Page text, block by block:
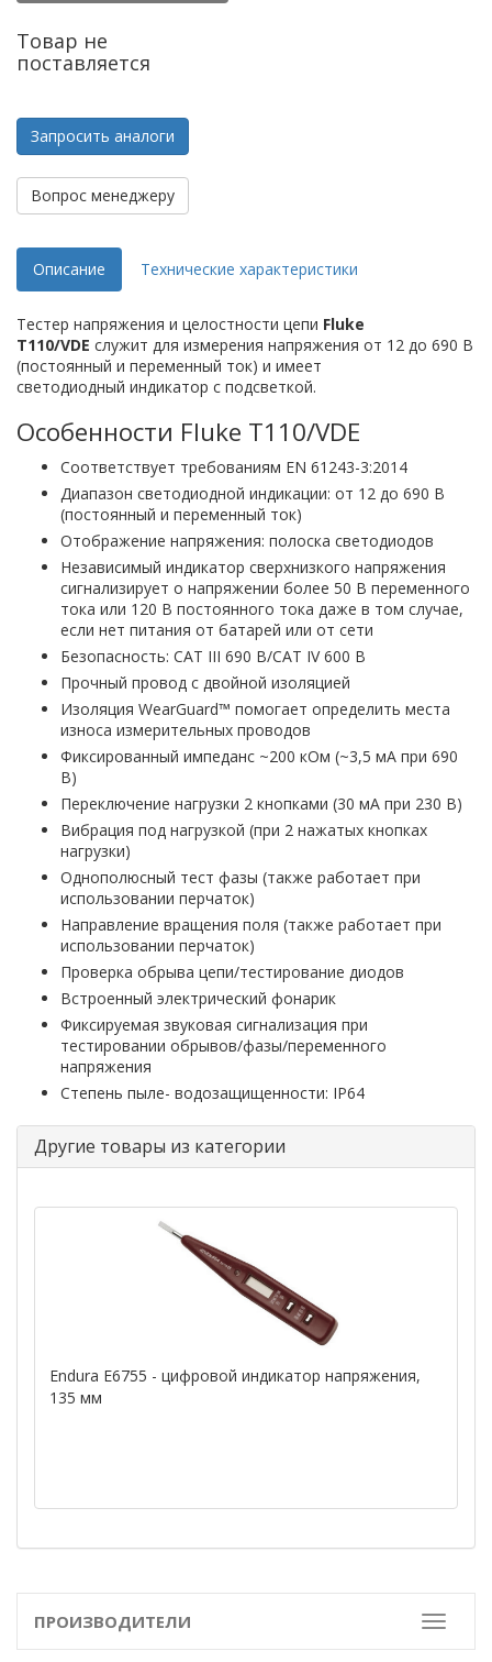
Товар не
поставляется
Запросить аналоги
Вопрос менеджеру
Описание Технические характеристики
Тестер напряжения и целостности цепи Fluke
T110/VDE служит для измерения напряжения от 12 до 690 В
(постоянный и переменный ток) и имеет
светодиодный индикатор с подсветкой.
Особенности Fluke T110/VDE
Соответствует требованиям EN 61243-3:2014
Диапазон светодиодной индикации: от 12 до 690 В
(постоянный и переменный ток)
Отображение напряжения: полоска светодиодов
Независимый индикатор сверхнизкого напряжения
сигнализирует о напряжении более 50 В переменного
тока или 120 В постоянного тока даже в том случае,
если нет питания от батарей или от сети
Безопасность: CAT III 690 В/CAT IV 600 В
Прочный провод с двойной изоляцией
Изоляция WearGuard™ помогает определить места
износа измерительных проводов
Фиксированный импеданс ~200 кОм (~3,5 мА при 690
В)
Переключение нагрузки 2 кнопками (30 мА при 230 В)
Вибрация под нагрузкой (при 2 нажатых кнопках
нагрузки)
Однополюсный тест фазы (также работает при
использовании перчаток)
Направление вращения поля (также работает при
использовании перчаток)
Проверка обрыва цепи/тестирование диодов
Встроенный электрический фонарик
Фиксируемая звуковая сигнализация при
тестировании обрывов/фазы/переменного
напряжения
Степень пыле- водозащищенности: IP64
Другие товары из категории
Endura E6755 - цифровой индикатор напряжения,
135 мм
Toggle
ПРОИЗВОДИТЕЛИ